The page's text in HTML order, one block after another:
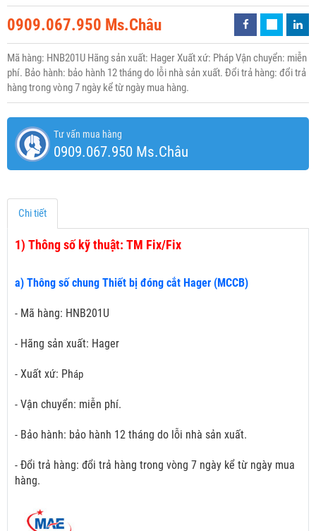
0909.067.950 Ms.Châu
Mã hàng: HNB201U Hãng sản xuất: Hager Xuất xứ: Pháp Vận chuyển: miễn
phí. Bảo hành: bảo hành 12 tháng do lỗi nhà sản xuất. Đổi trả hàng: đổi trả
hàng trong vòng 7 ngày kể từ ngày mua hàng.
Tư vấn mua hàng
0909.067.950 Ms.Châu
Chi tiết
1) Thông số kỹ thuật: TM Fix/Fix
a) Thông số chung Thiết bị đóng cắt Hager (MCCB)
- Mã hàng: HNB201U
- Hãng sản xuất: Hager
- Xuất xứ: Pháp
- Vận chuyển: miễn phí.
- Bảo hành: bảo hành 12 tháng do lỗi nhà sản xuất.
- Đổi trả hàng: đổi trả hàng trong vòng 7 ngày kể từ ngày mua
hàng.